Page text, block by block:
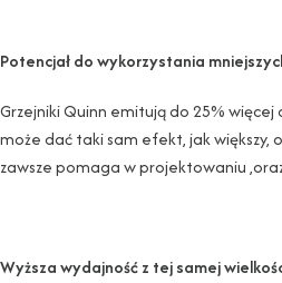
Potencjał do wykorzystania
Grzejniki Quinn emitują do 25%
może dać taki sam efekt, jak większy,
zawsze pomaga w projektowaniu
Wyższa wydajność z tej samej